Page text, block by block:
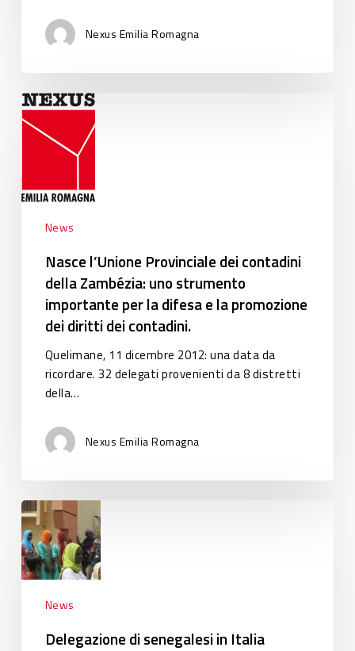
Gaza
Nexus Emilia Romagna
Nasce
l’Unione
Provinciale
della
strumento
importante
difesa
promozione
diritti
News
Nasce l’Unione Provinciale dei contadini
della Zambézia: uno strumento
importante per la difesa e la promozione
dei diritti dei contadini.
Quelimane, 11 dicembre 2012: una data da
ricordare. 32 delegati provenienti da 8 distretti
della…
Nexus Emilia Romagna
Delegazione
di
senegalesi
in
Italia
News
Delegazione di senegalesi in Italia